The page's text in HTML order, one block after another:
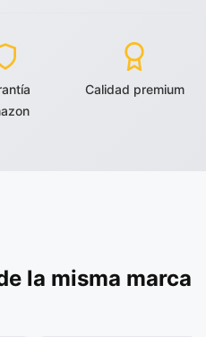
Calidad premium
la misma marca